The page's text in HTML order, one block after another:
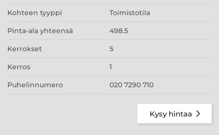
Kohteen tyyppi Toimistotila
Pinta-ala yhteensä 498.5
Kerrokset 5
Kerros 1
Puhelinnumero 020 7290 710
Kysy hintaa